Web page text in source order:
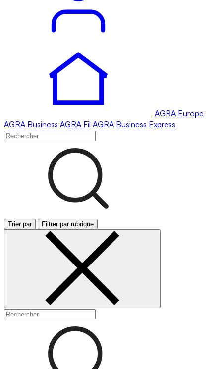
AGRA Europe
AGRA Business AGRA Fil AGRA Business Express
Trier par Filtrer par rubrique